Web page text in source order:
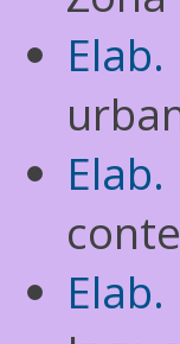
Elab.
Elab.
Elab.